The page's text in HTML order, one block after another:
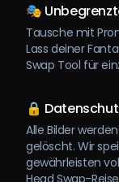
🎭
Tausche mit
Lass deiner
Swap Tool für
🔒
Alle Bilder
gelöscht. Wir
gewährleisten
Head Swap-